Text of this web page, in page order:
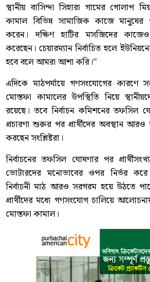
স্থানীয় বাসিন্দা সিহারা গামের গোলাপ
কামাল বিভিন্ন সামাজিক কাজে মানুষের
করেন। দক্ষিণ হাটির মসজিদের
করেছেন। চেয়ারম্যান নির্বাচিত হলে
হবে বলে আমরা আশা করি।”
এদিকে মাঠপর্যায়ে গণসংযোগের কারণে
মোস্তফা কামালের উপস্থিতি নিয়ে
রয়েছে। তবে নির্বাচন কমিশনের তফসিল
প্রচারণা শুরুর পর প্রার্থীদের অবস্থান
করছেন সংশ্লিষ্টরা।
নির্বাচনের তফসিল ঘোষণার পর
ভোটারদের মনোভাবের ওপর নির্ভর করে
নির্বাচনী মাঠ আরও সরগরম হয়ে উঠতে
প্রার্থীদের মধ্যে গণসংযোগ চালিয়ে
মোস্তফা কামাল।